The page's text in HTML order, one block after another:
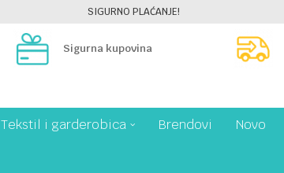
SIGURNO PLAĆANJE!
Sigurna kupovina
Tekstil i garderobica Brendovi Novo